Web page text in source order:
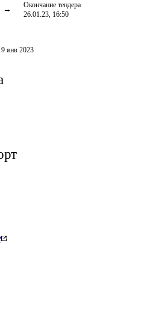
Окончание тендера
26.01.23, 16:50
янв 2023